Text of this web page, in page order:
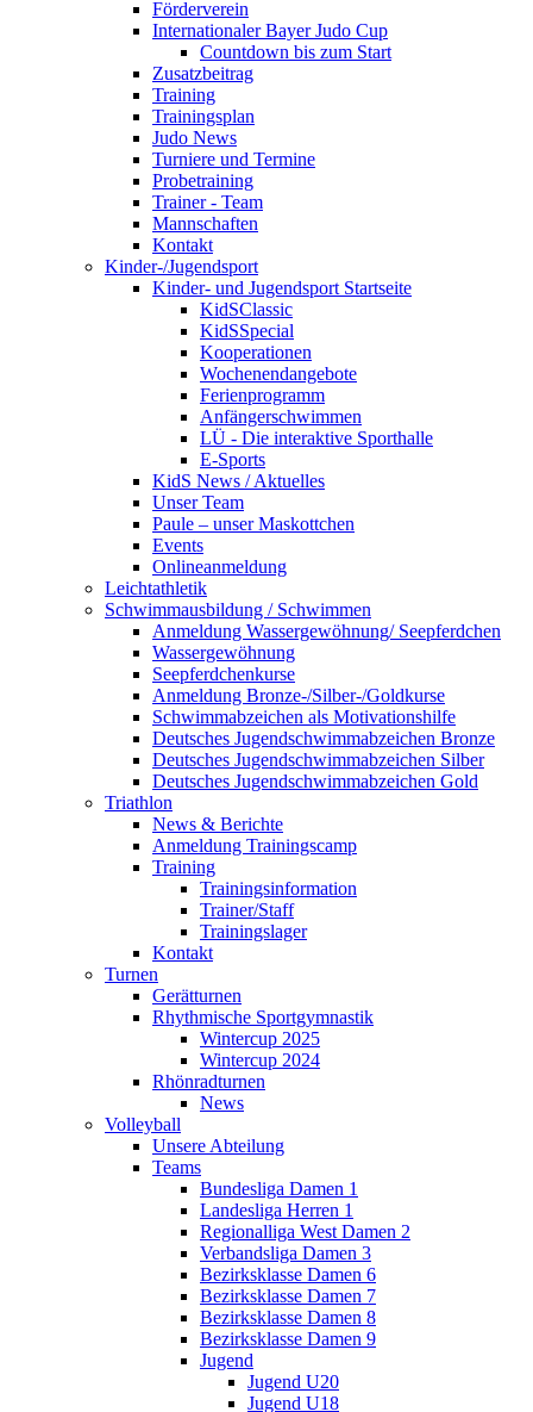
Förderverein
Internationaler Bayer Judo Cup
Countdown bis zum Start
Zusatzbeitrag
Training
Trainingsplan
Judo News
Turniere und Termine
Probetraining
Trainer - Team
Mannschaften
Kontakt
Kinder-/Jugendsport
Kinder- und Jugendsport Startseite
KidSClassic
KidSSpecial
Kooperationen
Wochenendangebote
Ferienprogramm
Anfängerschwimmen
LÜ - Die interaktive Sporthalle
E-Sports
KidS News / Aktuelles
Unser Team
Paule – unser Maskottchen
Events
Onlineanmeldung
Leichtathletik
Schwimmausbildung / Schwimmen
Anmeldung Wassergewöhnung/ Seepferdchen
Wassergewöhnung
Seepferdchenkurse
Anmeldung Bronze-/Silber-/Goldkurse
Schwimmabzeichen als Motivationshilfe
Deutsches Jugendschwimmabzeichen Bronze
Deutsches Jugendschwimmabzeichen Silber
Deutsches Jugendschwimmabzeichen Gold
Triathlon
News & Berichte
Anmeldung Trainingscamp
Training
Trainingsinformation
Trainer/Staff
Trainingslager
Kontakt
Turnen
Gerätturnen
Rhythmische Sportgymnastik
Wintercup 2025
Wintercup 2024
Rhönradturnen
News
Volleyball
Unsere Abteilung
Teams
Bundesliga Damen 1
Landesliga Herren 1
Regionalliga West Damen 2
Verbandsliga Damen 3
Bezirksklasse Damen 6
Bezirksklasse Damen 7
Bezirksklasse Damen 8
Bezirksklasse Damen 9
Jugend
Jugend U20
Jugend U18